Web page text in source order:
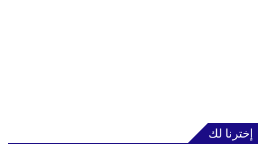
إخترنا لك